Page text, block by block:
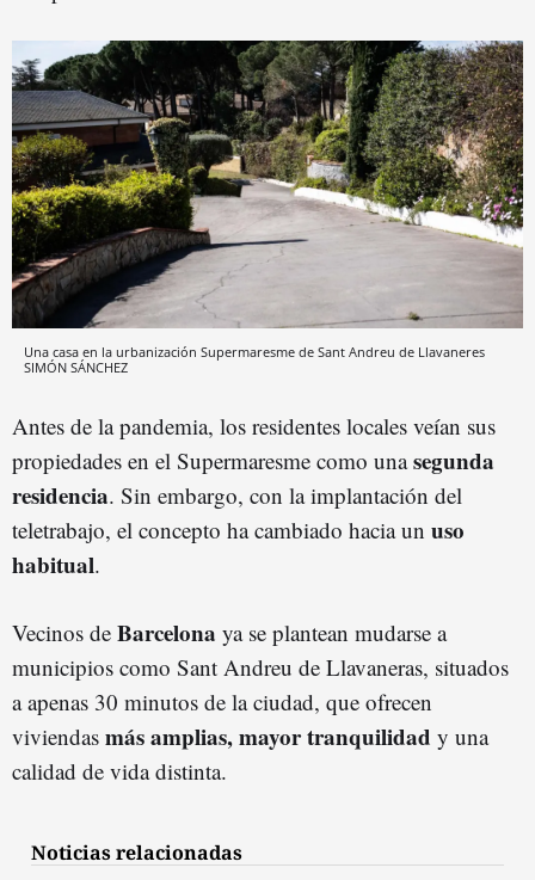
Una casa en la urbanización Supermaresme de Sant Andreu de Llavaneres
SIMÓN SÁNCHEZ
Antes de la pandemia, los residentes locales veían sus
propiedades en el Supermaresme como unasegunda
residencia. Sin embargo, con la implantación del
teletrabajo, el concepto ha cambiado hacia un uso
habitual.
Vecinos de Barcelona ya se plantean mudarse a
municipios como Sant Andreu de Llavaneras, situados
a apenas 30 minutos de la ciudad, que ofrecen
viviendas más amplias, mayor tranquilidad y una
calidad de vida distinta.
Noticias relacionadas